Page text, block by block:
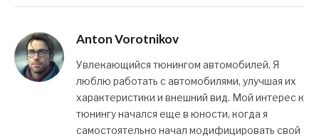
Anton Vorotnikov
Увлекающийся тюнингом автомобилей. Я
люблю работать с автомобилями, улучшая их
характеристики и внешний вид. Мой интерес к
тюнингу начался еще в юности, когда я
самостоятельно начал модифицировать свой